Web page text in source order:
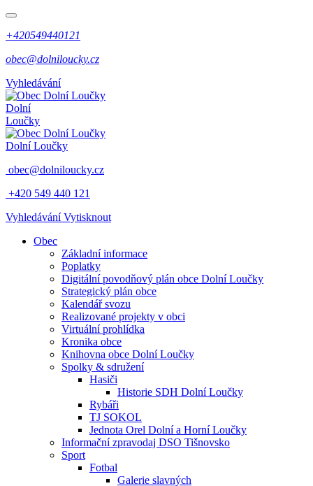
+420549440121
obec@dolniloucky.cz
Vyhledávání
Dolní
Loučky
Dolní Loučky
obec@dolniloucky.cz
+420 549 440 121
Vyhledávání Vytisknout
Obec
Základní informace
Poplatky
Digitální povodňový plán obce Dolní Loučky
Strategický plán obce
Kalendář svozu
Realizované projekty v obci
Virtuální prohlídka
Kronika obce
Knihovna obce Dolní Loučky
Spolky & sdružení
Hasiči
Historie SDH Dolní Loučky
Rybáři
TJ SOKOL
Jednota Orel Dolní a Horní Loučky
Informační zpravodaj DSO Tišnovsko
Sport
Fotbal
Galerie slavných